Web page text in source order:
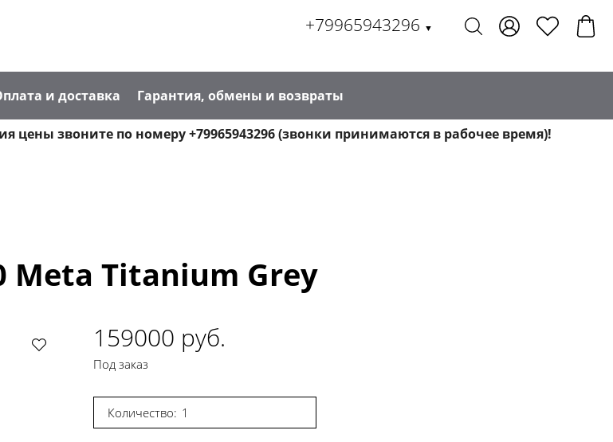
+79965943296 ▼
и доставка Гарантия, обмены и возвраты
звоните по номеру +79965943296 (звонки принимаются в рабочее время)!
Meta Titanium Grey
159000 руб.
Под заказ
Количество: